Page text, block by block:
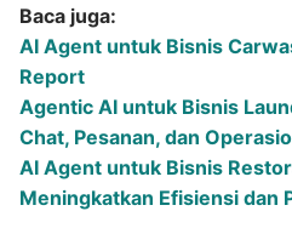
Baca juga:
AI Agent untuk Bisnis
Report
Agentic AI untuk Bisnis
Chat, Pesanan, dan
AI Agent untuk Bisnis
Meningkatkan Efisiensi dan